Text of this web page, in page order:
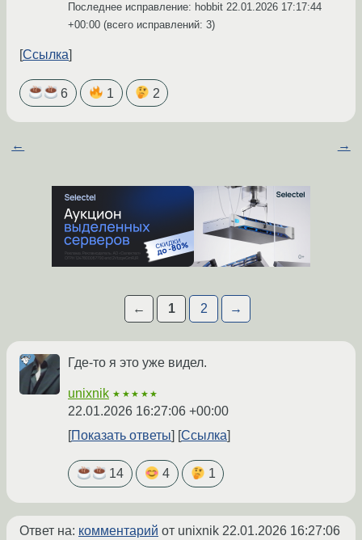
Последнее исправление: hobbit 22.01.2026 17:17:44
+00:00 (всего исправлений: 3)
Ссылка
6 1 2
← →
← 1 2 →
Где-то я это уже видел.
unixnik ★★★★★
22.01.2026 16:27:06 +00:00
Показать ответы
Ссылка
14 4 1
Ответ на: комментарий от unixnik 22.01.2026 16:27:06